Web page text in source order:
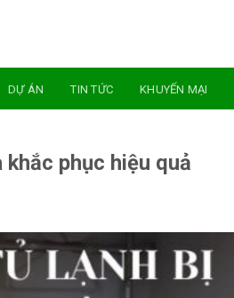
DỰ ÁN TIN TỨC KHUYẾN MẠI
phục hiệu quả